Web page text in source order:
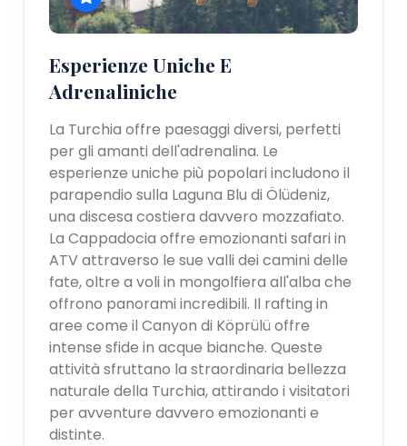
Esperienze Uniche E
Adrenaliniche
La Turchia offre paesaggi diversi, perfetti
per gli amanti dell'adrenalina. Le
esperienze uniche più popolari includono il
parapendio sulla Laguna Blu di Ölüdeniz,
una discesa costiera davvero mozzafiato.
La Cappadocia offre emozionanti safari in
ATV attraverso le sue valli dei camini delle
fate, oltre a voli in mongolfiera all'alba che
offrono panorami incredibili. Il rafting in
aree come il Canyon di Köprülü offre
intense sfide in acque bianche. Queste
attività sfruttano la straordinaria bellezza
naturale della Turchia, attirando i visitatori
per avventure davvero emozionanti e
distinte.